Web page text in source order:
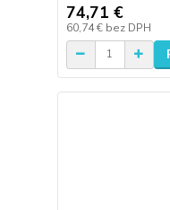
74,71 €
60,74 € bez DPH